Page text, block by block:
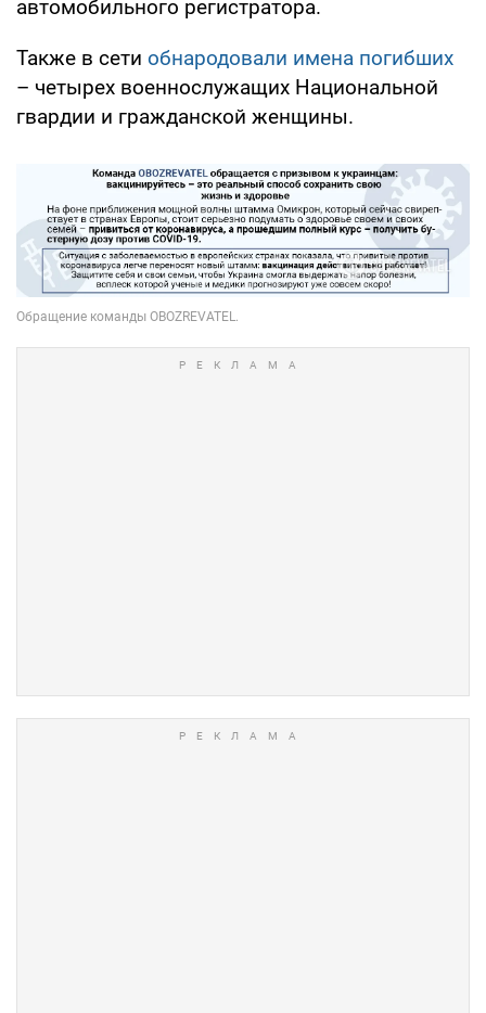
автомобильного регистратора.
Также в сети обнародовали имена погибших
– четырех военнослужащих Национальной
гвардии и гражданской женщины.